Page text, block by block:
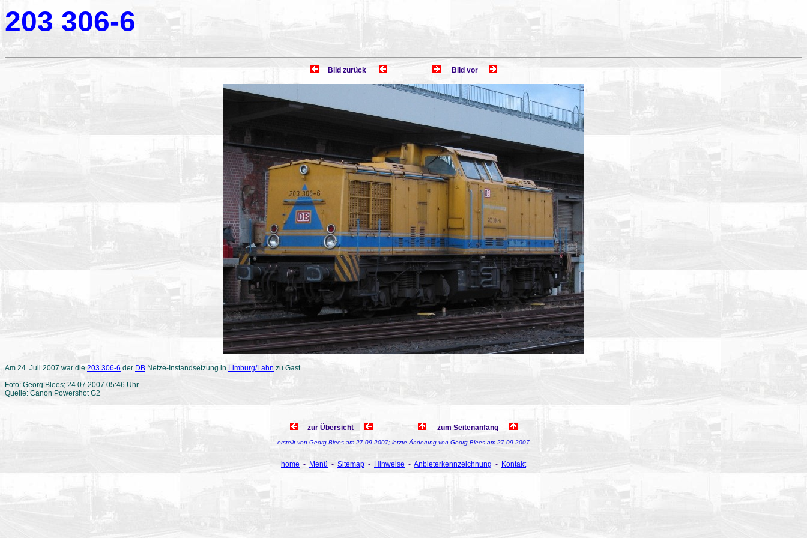
203 306-6
Bild zurück Bild vor
Am 24. Juli 2007 war die203 306-6 der DB Netze-Instandsetzung in Limburg/Lahn zu Gast.
Foto: Georg Blees; 24.07.2007 05:46 Uhr
Quelle: Canon Powershot G2
zur Übersicht zum Seitenanfang
erstellt von Georg Blees am 27.09.2007; letzte Änderung von Georg Blees am 27.09.2007
home - Menü - Sitemap - Hinweise - Anbieterkennzeichnung - Kontakt